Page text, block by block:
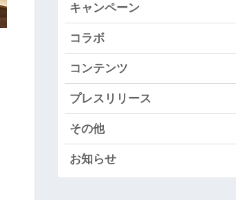
キャンペーン
コラボ
コンテンツ
プレスリリース
その他
お知らせ